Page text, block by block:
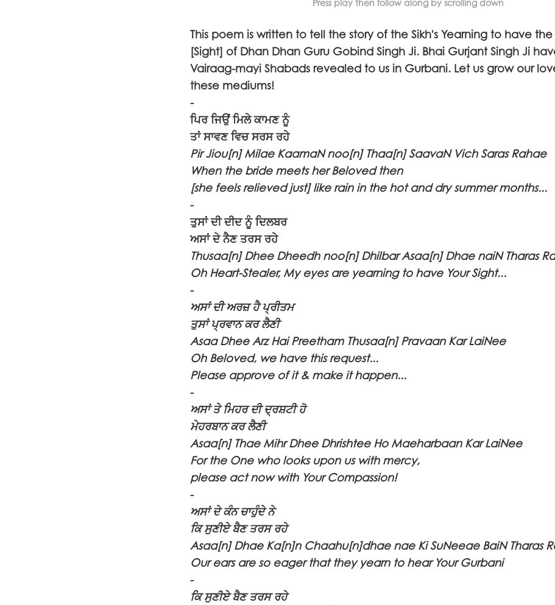
Press play then follow along by scrolling down
This poem is written to tell the story of the Sikh's Yearning to have the
[Sight] of Dhan Dhan Guru Gobind Singh Ji. Bhai Gurjant Singh Ji
Vairaag-mayi Shabads revealed to us in Gurbani. Let us grow our
these mediums!
-
ਪਿਰ ਜਿਉਂ ਮਿਲੇ ਕਾਮਣ ਨੂੰ
ਤਾਂ ਸਾਵਣ ਵਿਚ ਸਰਸ ਰਹੇ
Pir Jiou[n] Milae KaamaN noo[n] Thaa[n] SaavaN Vich Saras Rahae
When the bride meets her Beloved then
[she feels relieved just] like rain in the hot and dry summer months...
-
ਤੁਸਾਂ ਦੀ ਦੀਦ ਨੂੰ ਦਿਲਬਰ
ਅਸਾਂ ਦੇ ਨੈਣ ਤਰਸ ਰਹੇ
Thusaa[n] Dhee Dheedh noo[n] Dhilbar Asaa[n] Dhae naiN Tharas
Oh Heart-Stealer, My eyes are yearning to have Your Sight...
-
ਅਸਾਂ ਦੀ ਅਰਜ਼ ਹੈ ਪ੍ਰੀਤਮ
ਤੁਸਾਂ ਪ੍ਰਵਾਨ ਕਰ ਲੈਣੀ
Asaa Dhee Arz Hai Preetham Thusaa[n] Pravaan Kar LaiNee
Oh Beloved, we have this request...
Please approve of it & make it happen...
-
ਅਸਾਂ ਤੇ ਮਿਹਰ ਦੀ ਦ੍ਰਸ਼ਟੀ ਹੋ
ਮੇਹਰਬਾਨ ਕਰ ਲੈਣੀ
Asaa[n] Thae Mihr Dhee Dhrishtee Ho Maeharbaan Kar LaiNee
For the One who looks upon us with mercy,
please act now with Your Compassion!
-
ਅਸਾਂ ਦੇ ਕੰਨ ਚਾਹੁੰਦੇ ਨੇ
ਕਿ ਸੁਣੀਏ ਬੈਣ ਤਰਸ ਰਹੇ
Asaa[n] Dhae Ka[n]n Chaahu[n]dhae nae Ki SuNeeae BaiN Tharas
Our ears are so eager that they yearn to hear Your Gurbani
-
ਕਿ ਸੁਣੀਏ ਬੈਣ ਤਰਸ ਰਹੇ